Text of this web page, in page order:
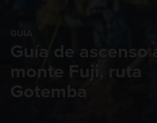
Guía de ascenso al
monte Fuji, ruta